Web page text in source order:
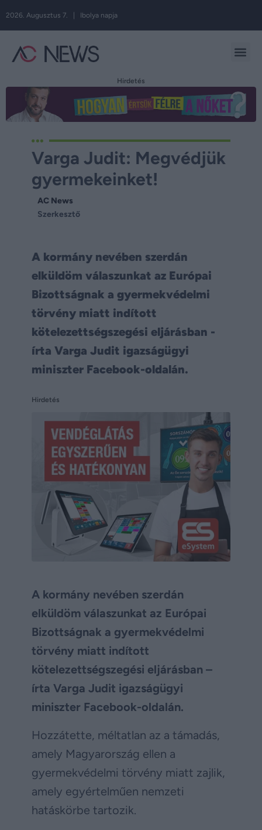
2026. Augusztus 7. | Ibolya napja
Hirdetés
Varga Judit: Megvédjük
gyermekeinket!
AC News
Szerkesztő
A kormány nevében szerdán
elküldöm válaszunkat az Európai
Bizottságnak a gyermekvédelmi
törvény miatt indított
kötelezettségszegési eljárásban -
írta Varga Judit igazságügyi
miniszter Facebook-oldalán.
Hirdetés
A kormány nevében szerdán
elküldöm válaszunkat az Európai
Bizottságnak a gyermekvédelmi
törvény miatt indított
kötelezettségszegési eljárásban –
írta Varga Judit igazságügyi
miniszter Facebook-oldalán.
Hozzátette, méltatlan az a támadás,
amely Magyarország ellen a
gyermekvédelmi törvény miatt zajlik,
amely egyértelműen nemzeti
hatáskörbe tartozik.